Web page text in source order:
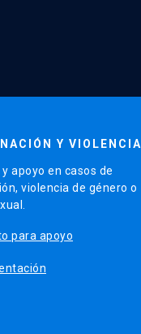
Y VIOLENCIA
apoyo en casos de
violencia de género o
para apoyo